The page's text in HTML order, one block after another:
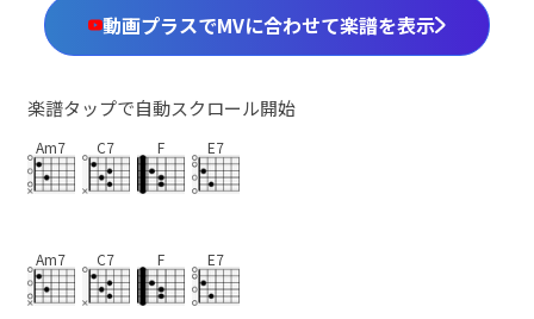
動画プラスでMVに合わせて楽譜を表示
楽譜タップで自動スクロール開始
Am7 C7 F E7
Am7 C7 F E7